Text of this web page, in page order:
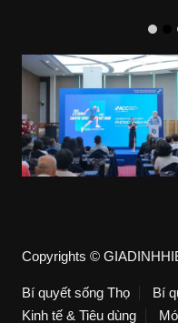
Copyrights ©
Bí quyết sống Thọ
Bí
Kinh tế & Tiêu dùng